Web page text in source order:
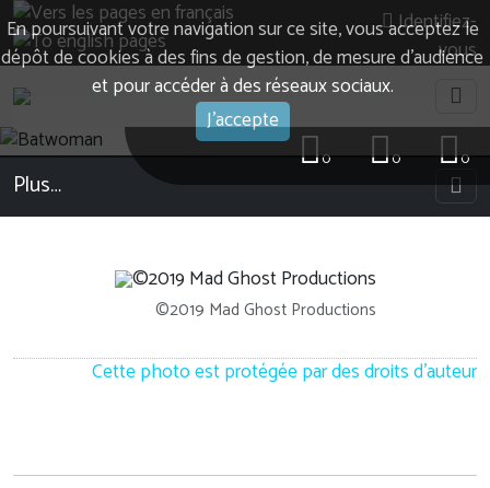
En poursuivant votre navigation sur ce site, vous acceptez le
dépôt de cookies à des fins de gestion, de mesure d’audience
et pour accéder à des réseaux sociaux.
J'accepte
Identifiez-
vous
0
0
0
Plus…
©2019 Mad Ghost Productions
Cette photo est protégée par des droits d'auteur